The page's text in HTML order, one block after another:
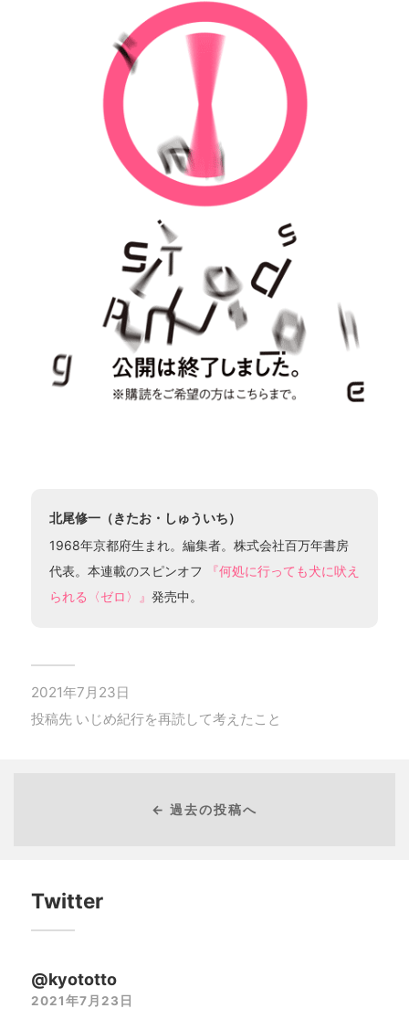
北尾修一（きたお・しゅういち）
1968年京都府生まれ。編集者。株式会社百万年書房
代表。本連載のスピンオフ
『何処に行っても犬に吠え
られる〈ゼロ〉』 発売中。
2021年7月23日
投稿先 いじめ紀行を再読して考えたこと
← 過去の投稿へ
Twitter
@kyototto
2021年7月23日